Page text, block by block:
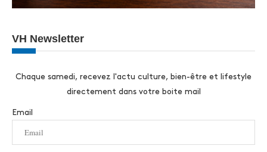
VH Newsletter
Chaque samedi, recevez l'actu culture, bien-être et lifestyle
directement dans votre boite mail
Email